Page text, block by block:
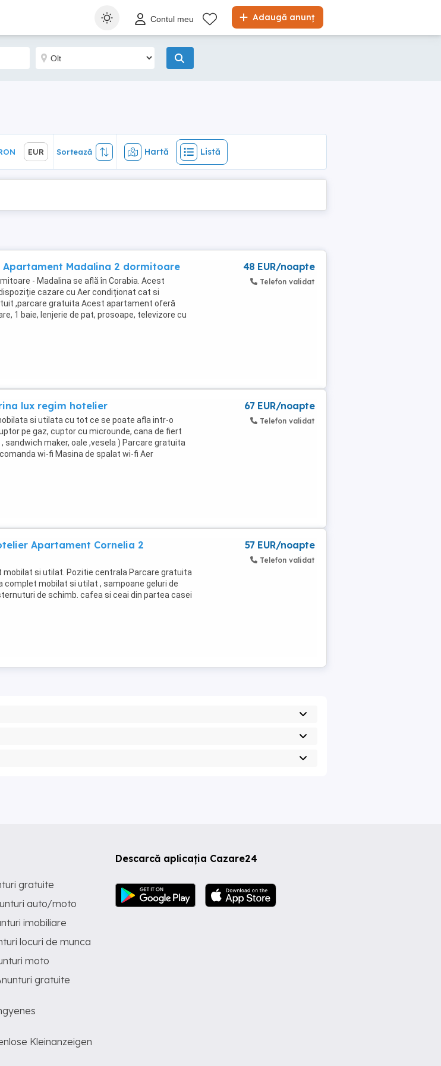
Adaugă anunț
Contul meu
Hartă Listă
EUR Sortează Hartă Listă
Apartament Madalina 2 dormitoare
- Madalina se află în Corabia. Acest
cazare cu Aer condiționat cat si
,parcare gratuita Acest apartament oferă
1 baie, lenjerie de pat, prosoape, televizore cu
satelit, ...
48 EUR/noapte
Telefon validat
lux regim hotelier
si utilata cu tot ce se poate afla intr-o
pe gaz, cuptor cu microunde, cana de fiert
sandwich maker, oale ,vesela ) Parcare gratuita
wi-fi Masina de spalat wi-fi Aer
...
67 EUR/noapte
Telefon validat
Apartament Cornelia 2
si utilat. Pozitie centrala Parcare gratuita
mobilat si utilat , sampoane geluri de
de schimb. cafea si ceai din partea casei
57 EUR/noapte
Telefon validat
Descarcă aplicația Cazare24
gratuite
auto/moto
imobiliare
locuri de munca
moto
gratuite
Kleinanzeigen